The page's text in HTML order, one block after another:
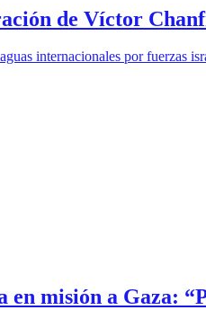
de Víctor
internacionales por fuerzas
misión a Gaza: